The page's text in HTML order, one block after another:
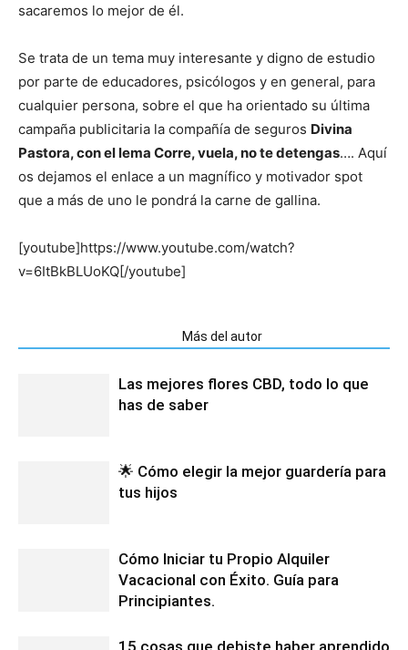
sacaremos lo mejor de él.
Se trata de un tema muy interesante y digno de estudio
por parte de educadores, psicólogos y en general, para
cualquier persona, sobre el que ha orientado su última
campaña publicitaria la compañía de seguros Divina
Pastora, con el lema Corre, vuela, no te detengas…. Aquí
os dejamos el enlace a un magnífico y motivador spot
que a más de uno le pondrá la carne de gallina.
[youtube]https://www.youtube.com/watch?
v=6ItBkBLUoKQ[/youtube]
Más del autor
Las mejores flores CBD, todo lo que
has de saber
🌟 Cómo elegir la mejor guardería para
tus hijos
Cómo Iniciar tu Propio Alquiler
Vacacional con Éxito. Guía para
Principiantes.
15 cosas que debiste haber aprendido